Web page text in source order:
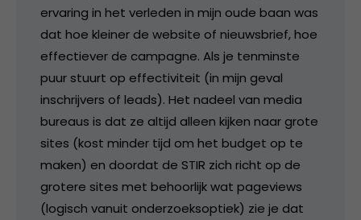
ervaring in het verleden in mijn oude baan was
dat hoe kleiner de website of nieuwsbrief, hoe
effectiever de campagne. Als je tenminste
puur stuurt op effectiviteit (in mijn geval
inschrijvers of leads). Het nadeel van media
bureaus is dat ze altijd alleen kijken naar grote
sites (kost minder tijd om het budget op te
maken) en doordat de STIR zich richt op de
grotere sites met behoorlijk wat pageviews
(logisch vanuit onderzoeksoptiek) zie je dat